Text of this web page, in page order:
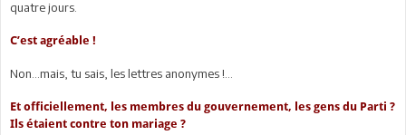
quatre jours.
C’est agréable !
Non…mais, tu sais, les lettres anonymes !…
Et officiellement, les membres du gouvernement, les gens du Parti ?
Ils étaient contre ton mariage ?